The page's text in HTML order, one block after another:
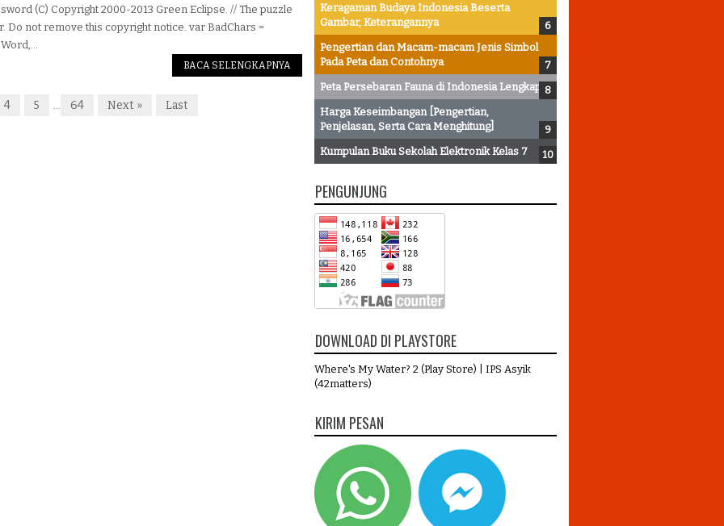
(C) Copyright 2000-2013 Green Eclipse. // The puzzle
not remove this copyright notice. var BadChars =
BACA SELENGKAPNYA
4 5 ... 64 Next » Last
Keragaman Budaya Indonesia Beserta
Gambar, Keterangannya
Pengertian dan Macam-macam Jenis Simbol
Pada Peta dan Contohnya
Peta Persebaran Fauna di Indonesia Lengkap
Harga Keseimbangan [Pengertian,
Penjelasan, Serta Cara Menghitung]
Kumpulan Buku Sekolah Elektronik Kelas 7
PENGUNJUNG
DOWNLOAD DI PLAYSTORE
Where's My Water? 2 (Play Store)
IPS Asyik
(42matters)
KIRIM PESAN